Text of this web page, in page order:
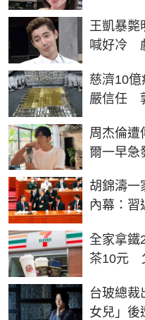
王凱暴斃
喊好冷
慈濟10
嚴信任
周杰倫遭
爾一早
胡錦濤一
內幕：習
全家拿鐵
茶10元
台玻總裁
女兒」